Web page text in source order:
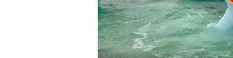
Image Credit :AI Meta
ಫ್ರೆಷ್​ ಆಗಿ ಇಡುವುದು ಹೀಗೆ
ಹಾಗಿದ್ದರೆ ಲಿಂಬೆ ಹಣ್ಣನ್ನು ತಿಂಗಳುಗಟ್ಟಲೆ